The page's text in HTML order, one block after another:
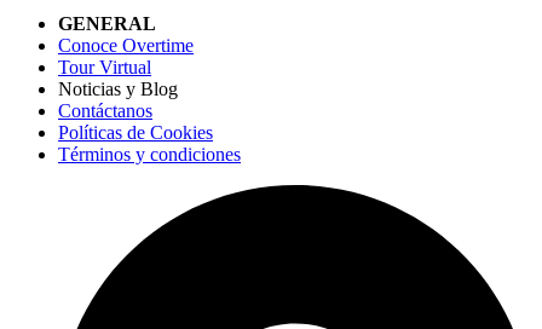
GENERAL
Conoce Overtime
Tour Virtual
Noticias y Blog
Contáctanos
Políticas de Cookies
Términos y condiciones